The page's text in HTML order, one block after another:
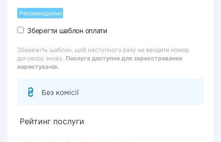
Рекомендуємо
Зберегти шаблон оплати
Збережіть шаблон, щоб наступного разу не вводити номер
договору знову. Послуга доступна для зареєстрованих
користувачів.
Без комісії
Рейтинг послуги